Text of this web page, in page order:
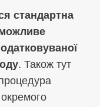
стандартна
. Також тут